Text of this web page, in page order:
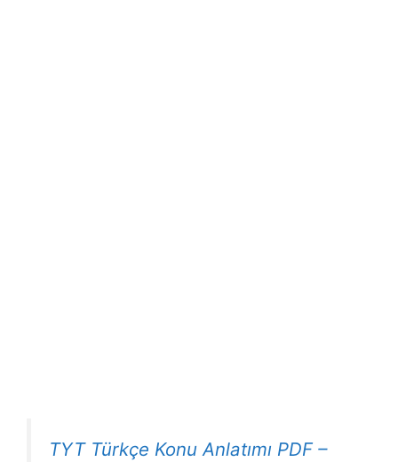
TYT Türkçe Konu Anlatımı PDF –